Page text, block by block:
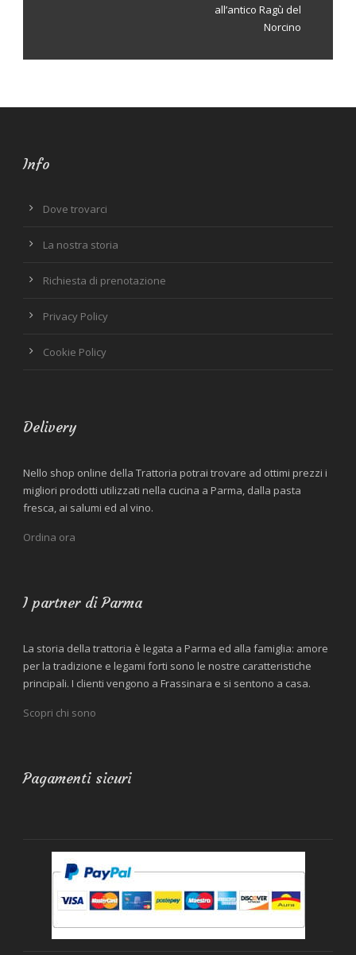
all’antico Ragù del
Norcino
Info
Dove trovarci
La nostra storia
Richiesta di prenotazione
Privacy Policy
Cookie Policy
Delivery
Nello shop online della Trattoria potrai trovare ad ottimi prezzi i
migliori prodotti utilizzati nella cucina a Parma, dalla pasta
fresca, ai salumi ed al vino.
Ordina ora
I partner di Parma
La storia della trattoria è legata a Parma ed alla famiglia: amore
per la tradizione e legami forti sono le nostre caratteristiche
principali. I clienti vengono a Frassinara e si sentono a casa.
Scopri chi sono
Pagamenti sicuri